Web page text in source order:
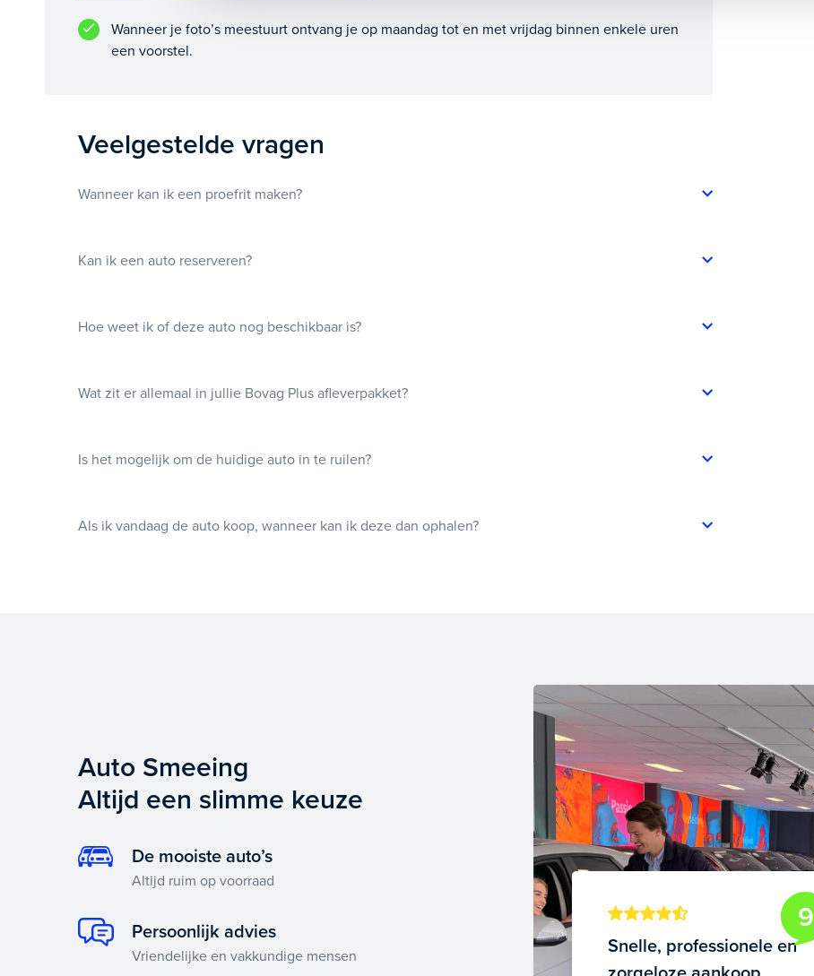
Wanneer je foto’s meestuurt ontvang je op maandag tot en met vrijdag binnen enkele uren
een voorstel.
Veelgestelde vragen
Wanneer kan ik een proefrit maken?
Kan ik een auto reserveren?
Hoe weet ik of deze auto nog beschikbaar is?
Wat zit er allemaal in jullie Bovag Plus afleverpakket?
Is het mogelijk om de huidige auto in te ruilen?
Als ik vandaag de auto koop, wanneer kan ik deze dan ophalen?
Auto Smeeing
Altijd een slimme keuze
De mooiste auto’s
Altijd ruim op voorraad
Persoonlijk advies
Vriendelijke en vakkundige mensen
9
Snelle, professionele en